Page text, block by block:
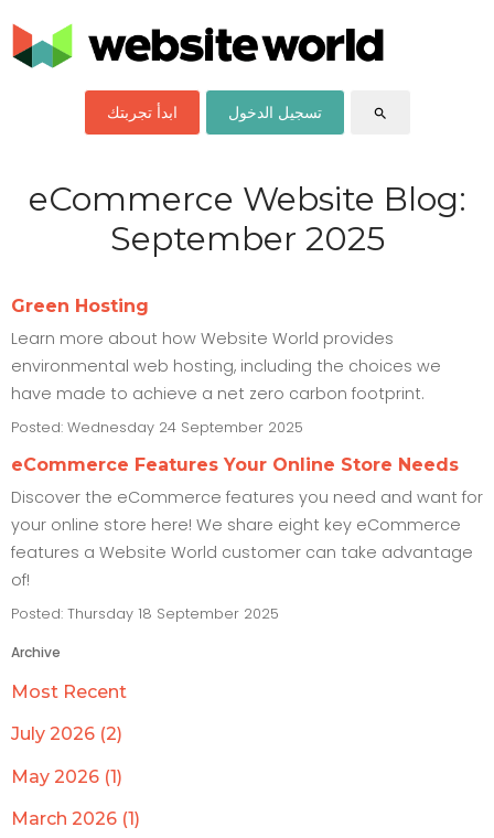
ابدأ تجربتك تسجيل الدخول search
eCommerce Website Blog:
September 2025
Green Hosting
Learn more about how Website World provides
environmental web hosting, including the choices we
have made to achieve a net zero carbon footprint.
Posted: Wednesday 24 September 2025
eCommerce Features Your Online Store Needs
Discover the eCommerce features you need and want for
your online store here! We share eight key eCommerce
features a Website World customer can take advantage
of!
Posted: Thursday 18 September 2025
Archive
Most Recent
July 2026 (2)
May 2026 (1)
March 2026 (1)